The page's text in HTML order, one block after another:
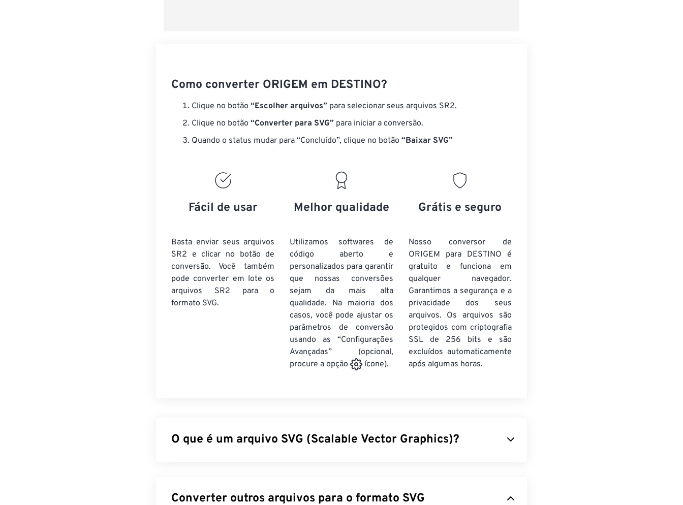
Como converter ORIGEM em DESTINO?
Clique no botão “Escolher arquivos” para selecionar seus arquivos SR2.
Clique no botão “Converter para SVG” para iniciar a conversão.
Quando o status mudar para “Concluído”, clique no botão “Baixar SVG”
Fácil de usar
Basta enviar seus arquivos
SR2 e clicar no botão de
conversão. Você também
pode converter em loteos
arquivos SR2 para o
formato SVG.
Melhor qualidade
Utilizamos softwares de
código aberto e
personalizados para garantir
que nossas conversões
sejam da mais alta
qualidade. Na maioria dos
casos, você pode ajustar os
parâmetros de conversão
usando as “Configurações
Avançadas” (opcional,
procure a opção
ícone).
Grátis e seguro
Nosso conversor de
ORIGEM para DESTINO é
gratuito e funciona em
qualquer navegador.
Garantimos a segurança e a
privacidade dos seus
arquivos. Os arquivos são
protegidos com criptografia
SSL de 256 bits e são
excluídos automaticamente
após algumas horas.
O que é um arquivo SVG (Scalable Vector Graphics)?
e suporta animação limitada. A principal vantagem de usar um arquivo SVG é, como o nome
Converter outros arquivos para o formato SVG